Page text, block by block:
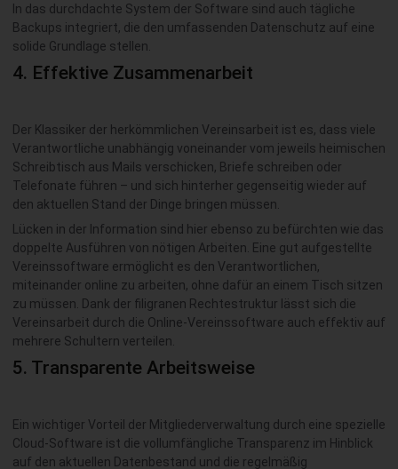
In das durchdachte System der Software sind auch tägliche
Backups integriert, die den umfassenden Datenschutz auf eine
solide Grundlage stellen.
4. Effektive Zusammenarbeit
Der Klassiker der herkömmlichen Vereinsarbeit ist es, dass viele
Verantwortliche unabhängig voneinander vom jeweils heimischen
Schreibtisch aus Mails verschicken, Briefe schreiben oder
Telefonate führen – und sich hinterher gegenseitig wieder auf
den aktuellen Stand der Dinge bringen müssen.
Lücken in der Information sind hier ebenso zu befürchten wie das
doppelte Ausführen von nötigen Arbeiten. Eine gut aufgestellte
Vereinssoftware ermöglicht es den Verantwortlichen,
miteinander online zu arbeiten, ohne dafür an einem Tisch sitzen
zu müssen. Dank der filigranen Rechtestruktur lässt sich die
Vereinsarbeit durch die Online-Vereinssoftware auch effektiv auf
mehrere Schultern verteilen.
5. Transparente Arbeitsweise
Ein wichtiger Vorteil der Mitgliederverwaltung durch eine spezielle
Cloud-Software ist die vollumfängliche Transparenz im Hinblick
auf den aktuellen Datenbestand und die regelmäßig